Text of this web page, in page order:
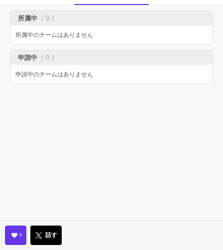
所属中 （ 0 ）
所属中のチームはありません
申請中 （ 0 ）
申請中のチームはありません
0 話す